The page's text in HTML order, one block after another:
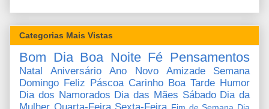
Categorias Mais Vistas
Bom Dia Boa Noite Fé Pensamentos
Natal Aniversário Ano Novo Amizade
Semana
Domingo Feliz Páscoa Carinho Boa Tarde Humor
Dia dos Namorados Dia das Mães Sábado Dia da